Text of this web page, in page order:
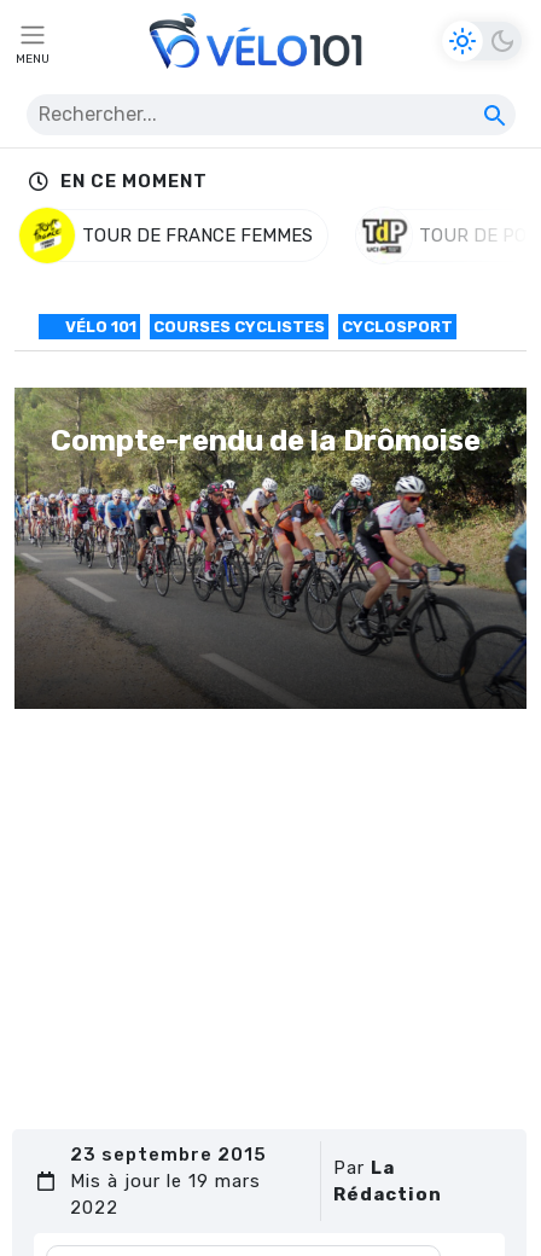
MENU
EN CE MOMENT
TOUR DE FRANCE FEMMES TOUR DE
VÉLO 101 COURSES CYCLISTES CYCLOSPORT
Compte-rendu de la Drômoise
23 septembre 2015
Mis à jour le 19 mars
2022
Par La
Rédaction